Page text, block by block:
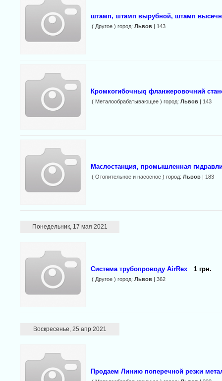
штамп, штамп вырубной, штамп
( Другое ) город: Львов| 143
Кромкогибочныq фланжеровочний
( Металообрабатывающее ) город: Львов| 143
Маслостанция, промышленная
( Отопительное и насосное ) город: Львов| 183
Понедельник, 17 мая 2021
Система трубопроводу AirRex 1 грн.
( Другое ) город: Львов| 362
Воскресенье, 25 апр 2021
Продаем Линию поперечной резки